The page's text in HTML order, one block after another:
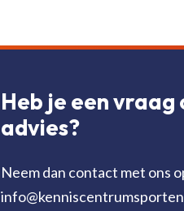
Heb je een vraag
advies?
Neem dan contact met ons